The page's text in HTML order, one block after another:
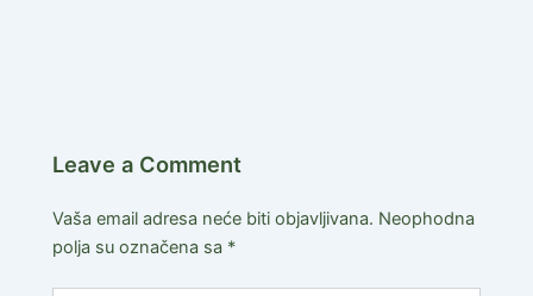
Leave a Comment
Vaša email adresa neće biti objavljivana. Neophodna
polja su označena sa *